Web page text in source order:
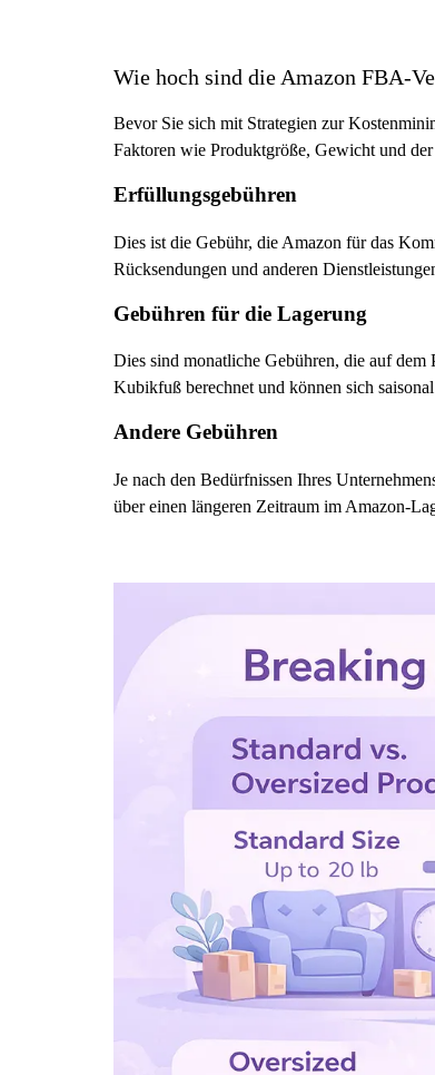
Wie hoch sind die Amazon FBA-
Bevor Sie sich mit Strategien zur
Faktoren wie Produktgröße, Gewicht und
Erfüllungsgebühren
Dies ist die Gebühr, die Amazon für das
Rücksendungen und anderen
Gebühren für die Lagerung
Dies sind monatliche Gebühren, die auf
Kubikfuß berechnet und können sich
Andere Gebühren
Je nach den Bedürfnissen Ihres
über einen längeren Zeitraum im Amazon-